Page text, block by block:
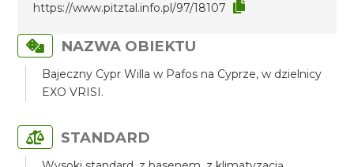
https://www.pitztal.info.pl/97/18107
NAZWA OBIEKTU
Bajeczny Cypr Willa w Pafos na Cyprze, w dzielnicy
EXO VRISI.
STANDARD